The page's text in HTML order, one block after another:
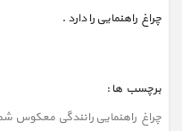
چراغ راهنمایی را دارد .
برچسب ها :
چراغ راهنمایی رانندگی معکوس